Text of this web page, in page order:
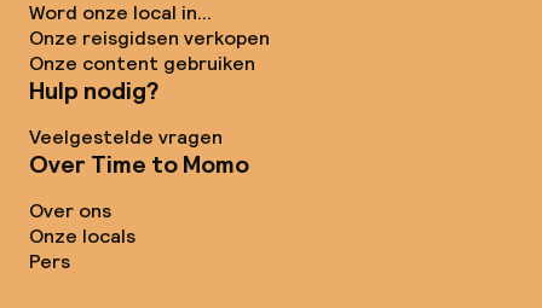
Word onze local in...
Onze reisgidsen verkopen
Onze content gebruiken
Hulp nodig?
Veelgestelde vragen
Over Time to Momo
Over ons
Onze locals
Pers